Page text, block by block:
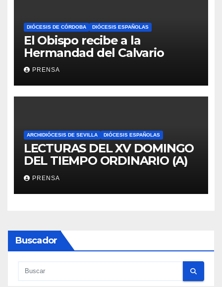
DIÓCESIS DE CÓRDOBA DIÓCESIS ESPAÑOLAS
El Obispo recibe a la
Hermandad del Calvario
PRENSA
ARCHIDIÓCESIS DE SEVILLA DIÓCESIS ESPAÑOLAS
LECTURAS DEL XV DOMINGO
DEL TIEMPO ORDINARIO (A)
PRENSA
Buscador